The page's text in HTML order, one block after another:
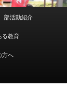
部活動紹介
る教育
方へ